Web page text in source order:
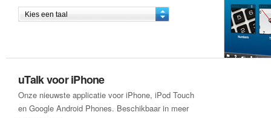
uTalk voor iPhone
Onze nieuwste applicatie voor iPhone, iPod Touch
en Google Android Phones. Beschikbaar in meer